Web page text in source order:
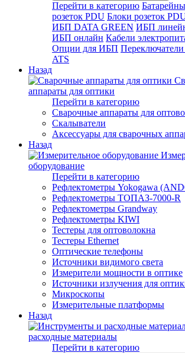
Перейти в категорию
розеток PDU Блоки розеток
ИБП DATA GREEN ИБП
ИБП онлайн Кабели
Опции для ИБП Переключатели
ATS
Назад
аппараты для оптики
Перейти в категорию
Сварочные аппараты для
Скалыватели
Аксессуары для сварочных
Назад
оборудование
Перейти в категорию
Рефлектометры Yokogawa
Рефлектометры ТОПАЗ-7000-R
Рефлектометры Grandway
Рефлектометры KIWI
Тестеры для оптоволокна
Тестеры Ethernet
Оптические телефоны
Источники видимого света
Измерители мощности в оптике
Источники излучения для
Микроскопы
Измерительные платформы
Назад
расходные материалы
Перейти в категорию